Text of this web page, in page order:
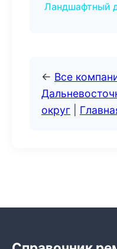
Ландшафтный
← Все
округ